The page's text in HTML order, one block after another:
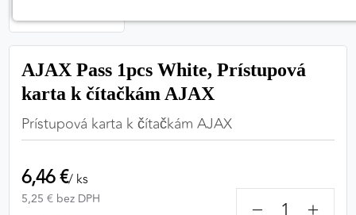
AJAX Pass 1pcs White, Prístupová
karta k čítačkám AJAX
Prístupová karta k čítačkám AJAX
6,46 €/ ks
5,25 € bez DPH
(vždy aktívne, nemožno vypnúť)
Tieto cookies sú potrebné na správne fungovanie
webovej stránky a bez nich by nebolo možné
zabezpečiť jej plnú funkčnosť.
Nevyhnutné cookies
PREFERENČNÉ COOKIES